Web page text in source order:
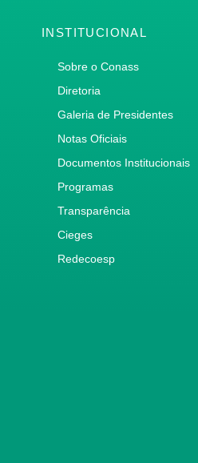
INSTITUCIONAL
Sobre o Conass
Diretoria
Galeria de Presidentes
Notas Oficiais
Documentos Institucionais
Programas
Transparência
Cieges
Redecoesp